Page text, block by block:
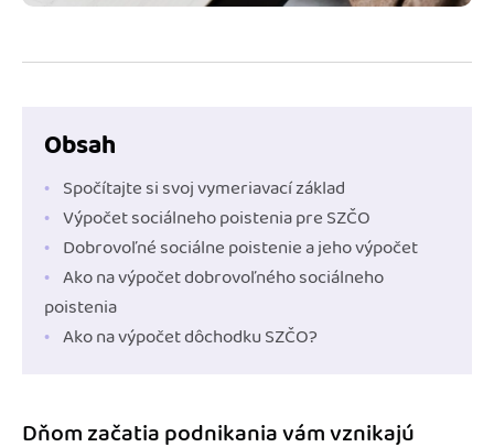
Obsah
Spočítajte si svoj vymeriavací základ
Výpočet sociálneho poistenia pre SZČO
Dobrovoľné sociálne poistenie a jeho výpočet
Ako na výpočet dobrovoľného sociálneho
poistenia
Ako na výpočet dôchodku SZČO?
Dňom začatia podnikania vám vznikajú